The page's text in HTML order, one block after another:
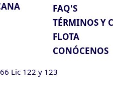
FAQ'S
TÉRMINOS Y
FLOTA
CONÓCENOS
Lic 122 y 123